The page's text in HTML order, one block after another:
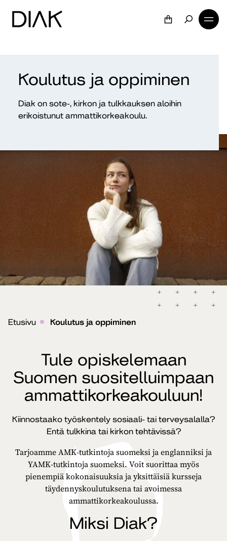
Koulutus ja oppiminen
Diak on sote-, kirkon ja tulkkauksen aloihin
erikoistunut ammattikorkeakoulu.
Etusivu Koulutus ja oppiminen
Tule opiskelemaan
Suomen suositelluimpaan
ammattikorkeakouluun!
Kiinnostaako työskentely sosiaali- tai terveysalalla?
Entä tulkkina tai kirkon tehtävissä?
Tarjoamme AMK-tutkintoja suomeksi ja englanniksi ja
YAMK-tutkintoja suomeksi. Voit suorittaa myös
pienempiä kokonaisuuksia ja yksittäisiä kursseja
täydennyskoulutuksena tai avoimessa
ammattikorkeakoulussa.
Miksi Diak?